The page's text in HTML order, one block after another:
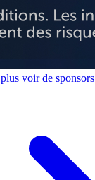
voir de sponsors